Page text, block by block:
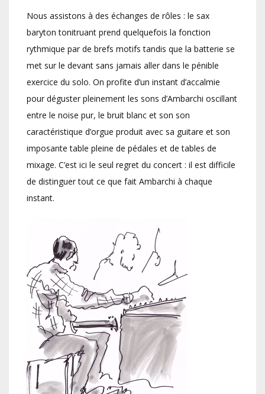
Nous assistons à des échanges de rôles : le sax
baryton tonitruant prend quelquefois la fonction
rythmique par de brefs motifs tandis que la batterie se
met sur le devant sans jamais aller dans le pénible
exercice du solo. On profite d’un instant d’accalmie
pour déguster pleinement les sons d’Ambarchi oscillant
entre le noise pur, le bruit blanc et son son
caractéristique d’orgue produit avec sa guitare et son
imposante table pleine de pédales et de tables de
mixage. C’est ici le seul regret du concert : il est difficile
de distinguer tout ce que fait Ambarchi à chaque
instant.